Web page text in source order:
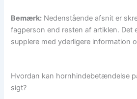
Bemærk: Nedenstående afsnit er
fagperson end resten af artiklen. Det
supplere med yderligere information
Hvordan kan hornhindebetændelse
sigt?